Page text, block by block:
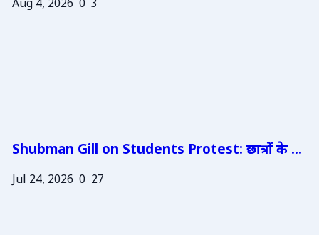
Aug 4, 2026 0 3
Shubman Gill on Students Protest: छात्रों के ...
Jul 24, 2026 0 27